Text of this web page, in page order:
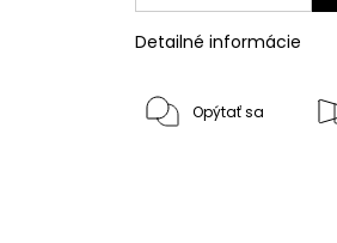
Detailné informácie
Opýtať sa